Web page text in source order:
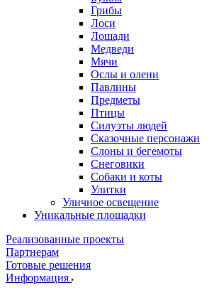
Грибы
Лоси
Лошади
Медведи
Мячи
Ослы и олени
Павлины
Предметы
Птицы
Силуэты людей
Сказочные персонажи
Слоны и бегемоты
Снеговики
Собаки и коты
Улитки
Уличное освещение
Уникальные площадки
Реализованные проекты
Партнерам
Готовые решения
Информация